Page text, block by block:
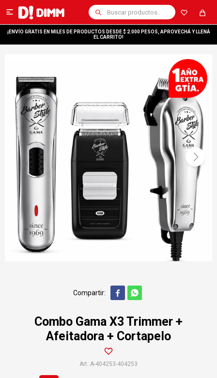

¡ENVÍO GRATIS EN MILES DE PRODUCTOS DESDE $ 2.000 PESOS, APROVECHÁ Y LLENÁ
EL CARRITO!
 
Combo Gama X3 Trimmer +
Afeitadora + Cortapelo
A-404253-404253